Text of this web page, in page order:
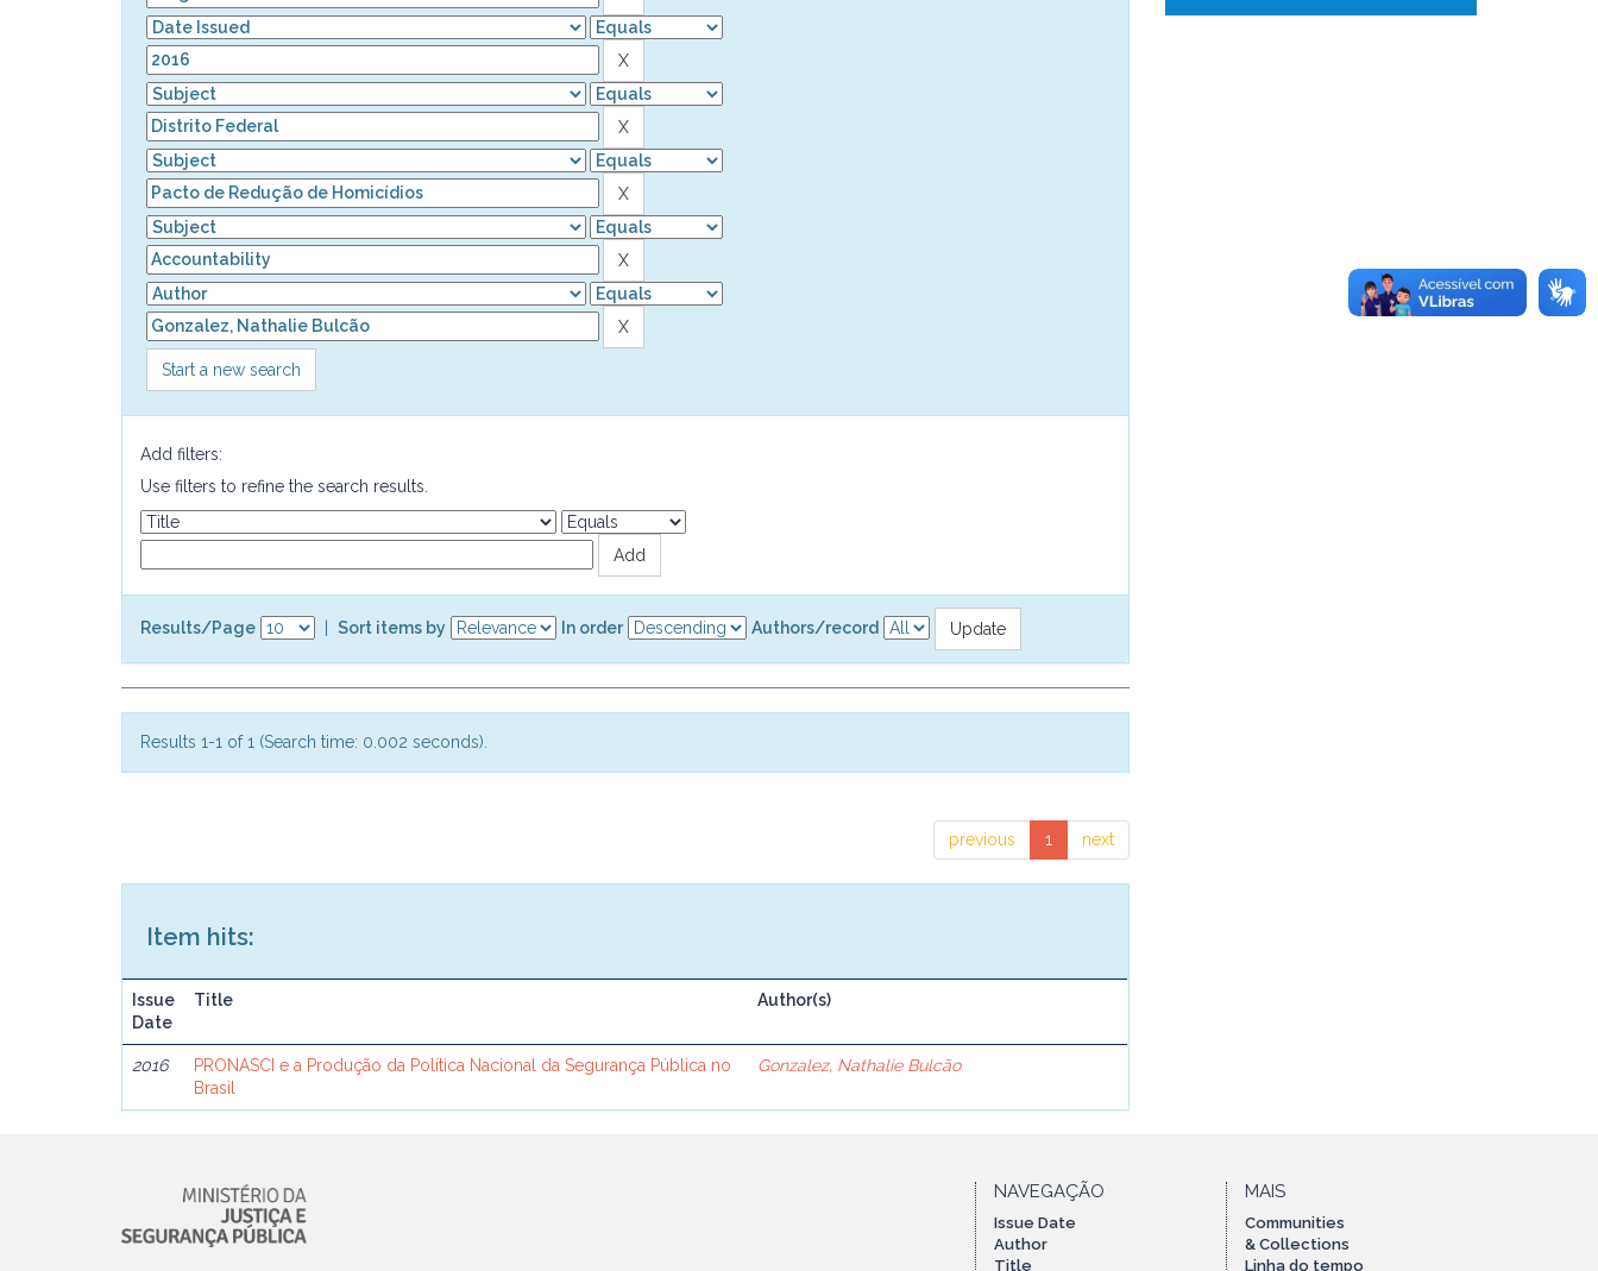
Start a new search
Add filters:
Use filters to refine the search results.
Results/Page Sort items by In order Authors/record
Results 1-1 of 1 (Search time: 0.002 seconds).
previous 1 next
Item hits:
Issue
Date
Title Author(s)
2016
PRONASCI e a Produção da Política Nacional da Segurança Pública no
Brasil
Gonzalez, Nathalie Bulcão
NAVEGAÇÃO
Issue Date
Author
Title
MAIS
Communities
& Collections
Linha do tempo